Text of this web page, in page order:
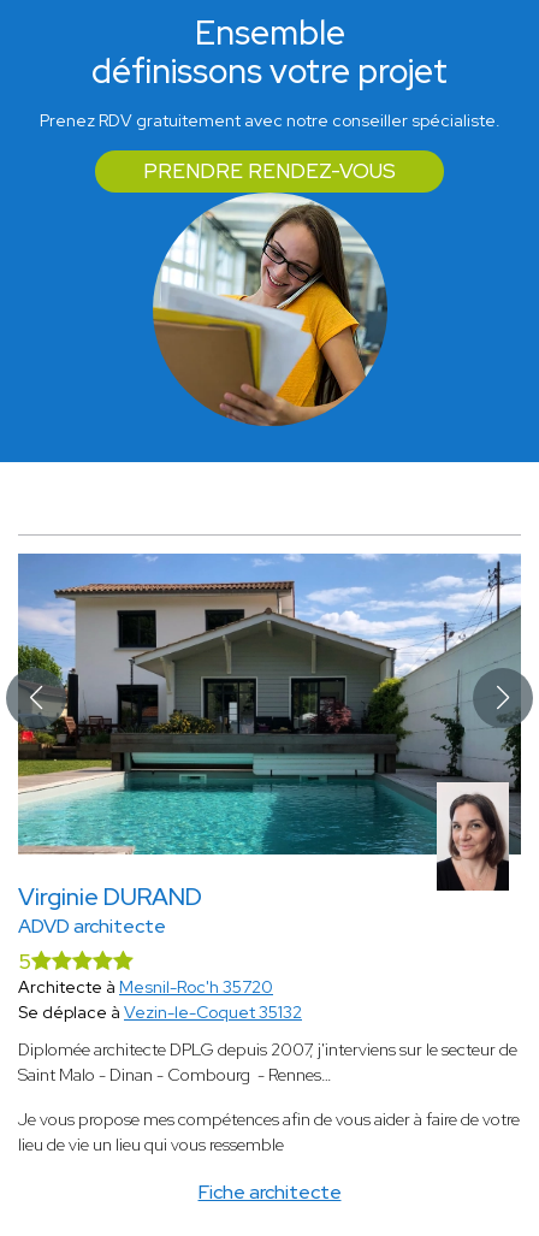
Ensemble
définissons votre projet
Prenez RDV gratuitement avec notre conseiller spécialiste.
PRENDRE RENDEZ-VOUS
Virginie DURAND
ADVD architecte
Fiche architecte
5
Architecte à Mesnil-Roc'h 35720
Se déplace à Vezin-le-Coquet 35132
Diplomée architecte DPLG depuis 2007, j'interviens sur le secteur de
Saint Malo - Dinan - Combourg - Rennes…
Je vous propose mes compétences afin de vous aider à faire de votre
lieu de vie un lieu qui vous ressemble